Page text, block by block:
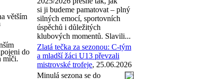
větším
do
míči.
si ji budeme pamatovat – plný
silných emocí, sportovních
úspěchů i důležitých
klubových momentů. Slavili...
Zlatá tečka za sezonou: C-tým
a mladší žáci U13 převzali
mistrovské trofeje, 25.06.2026
Minulá sezona se do